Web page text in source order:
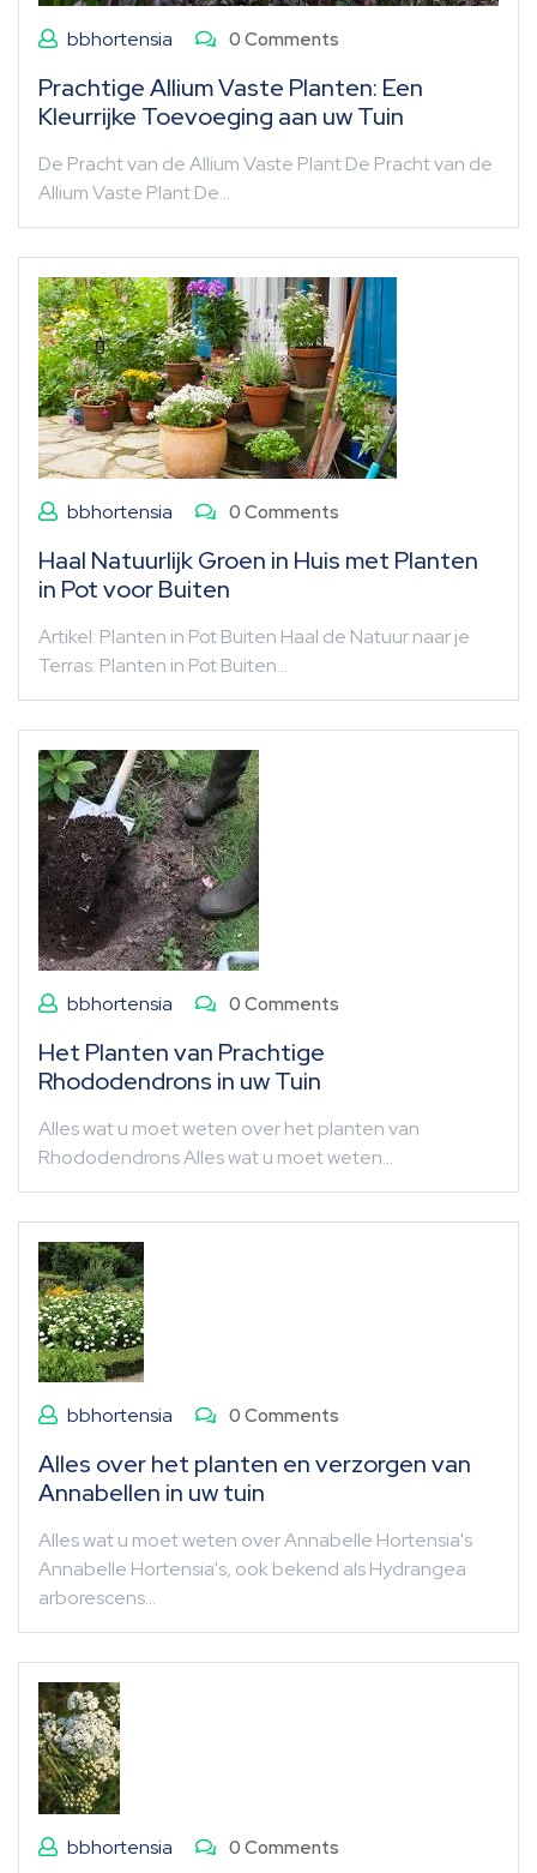
bbhortensia 0 Comments
Prachtige Allium Vaste Planten: Een
Kleurrijke Toevoeging aan uw Tuin
De Pracht van de Allium Vaste Plant De Pracht van de
Allium Vaste Plant De…
bbhortensia 0 Comments
Haal Natuurlijk Groen in Huis met Planten
in Pot voor Buiten
Artikel: Planten in Pot Buiten Haal de Natuur naar je
Terras: Planten in Pot Buiten…
bbhortensia 0 Comments
Het Planten van Prachtige
Rhododendrons in uw Tuin
Alles wat u moet weten over het planten van
Rhododendrons Alles wat u moet weten…
bbhortensia 0 Comments
Alles over het planten en verzorgen van
Annabellen in uw tuin
Alles wat u moet weten over Annabelle Hortensia's
Annabelle Hortensia's, ook bekend als Hydrangea
arborescens…
bbhortensia 0 Comments